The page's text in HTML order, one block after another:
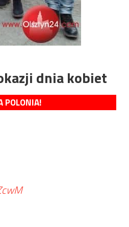
dnia kobiet
POLONIA!